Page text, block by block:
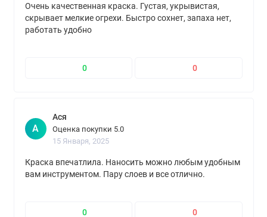
Очень качественная краска. Густая, укрывистая,
скрывает мелкие огрехи. Быстро сохнет, запаха нет,
работать удобно
0 0
А
Ася
Оценка покупки 5.0
15 Января, 2025
Краска впечатлила. Наносить можно любым удобным
вам инструментом. Пару слоев и все отлично.
0 0